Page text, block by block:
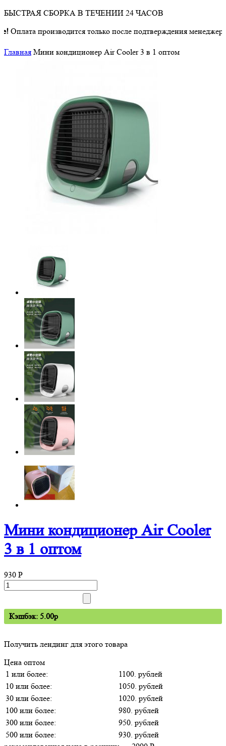
БЫСТРАЯ СБОРКА В ТЕЧЕНИИ 24 ЧАСОВ
производится только после подтверждения менеджером о
Главная Мини кондиционер Air Cooler 3 в 1 оптом
Мини кондиционер Air Cooler
3 в 1 оптом
930 P
Кэшбэк: 5.00p
Получить лендинг для этого товара
Цена оптом
1 или более:
1100. рублей
10 или более:
1050. рублей
30 или более:
1020. рублей
100 или более:
980. рублей
300 или более:
950. рублей
500 или более:
930. рублей